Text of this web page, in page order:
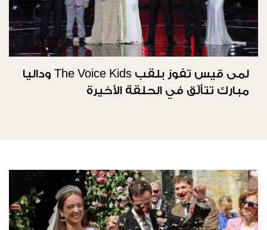
لمى قيس تفوز بلقب The Voice Kids وداليا
مبارك تتألّق في الحلقة الأخيرة